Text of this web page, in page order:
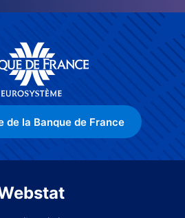
de la Banque de France